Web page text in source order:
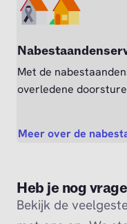
Met de
overledene
Meer over de
Heb je nog
Bekijk de